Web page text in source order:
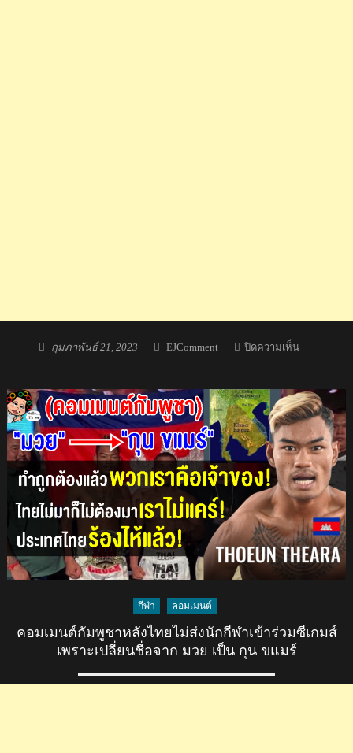
Posted
กุมภาพันธ์ 21, 2023 Author
EJComment ปิดความเห็นบน
ต์
คน
ลาว
ไม่
พอใจ
แต่
คน
เขมร
ชอบใจ
หลัง
IFMA
กีฬา คอมเมนต์
คอมเมนต์กัมพูชาหลังไทยไม่ส่งนักกีฬาเข้าร่วมซีเกมส์
เพราะเปลี่ยนชื่อจาก มวย เป็น กุน ขแมร์